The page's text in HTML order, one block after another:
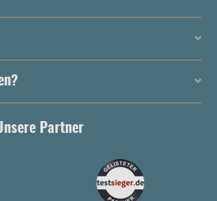
Partner